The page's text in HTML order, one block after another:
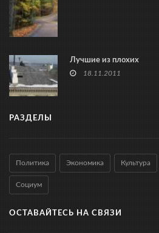
Лучшие из плохих
18.11.2011
РАЗДЕЛЫ
Политика Экономика Культура
Социум
ОСТАВАЙТЕСЬ НА СВЯЗИ